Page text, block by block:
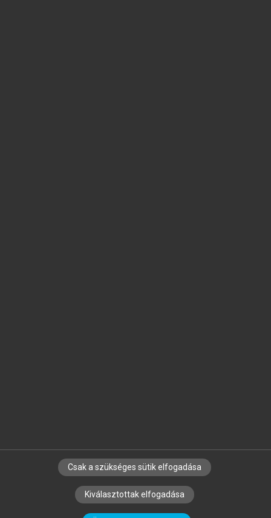
SZERZŐKNEK CÉGEKNEK KÖNYVTÁROSOKNAK
SZERKESZTÉSI ÉS LEKTORÁLÁSI ALAPELVEK
Csak a szükséges sütik elfogadása
Kiválasztottak elfogadása